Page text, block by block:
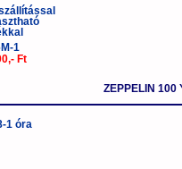
1
Ft
ZEPPELIN 100